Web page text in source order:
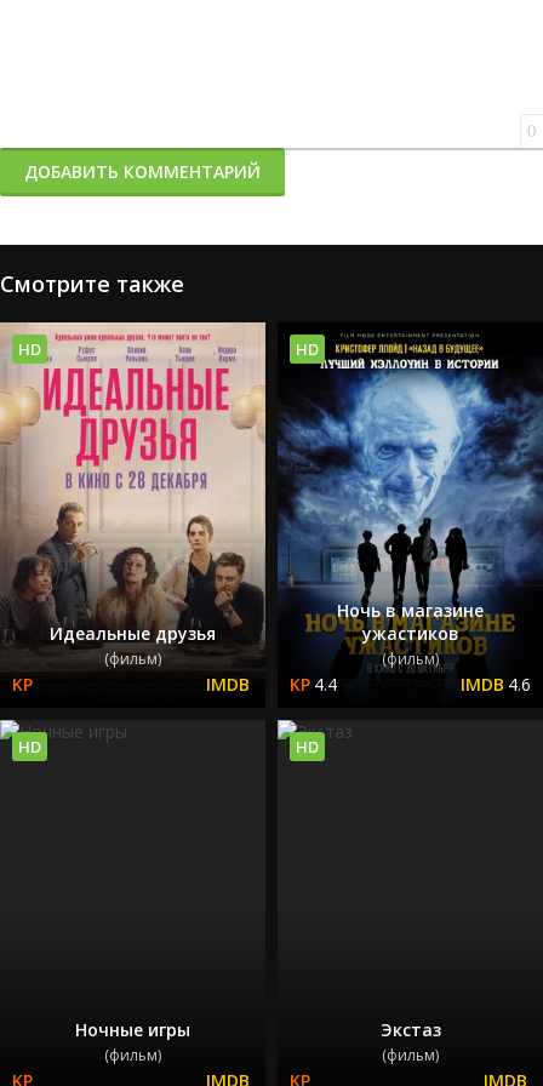
0
ДОБАВИТЬ КОММЕНТАРИЙ
Смотрите также
Идеальные друзья
(фильм)
HD
Ночь в магазине
ужастиков
(фильм)
4.4 4.6
HD
Ночные игры
(фильм)
HD
Экстаз
(фильм)
HD